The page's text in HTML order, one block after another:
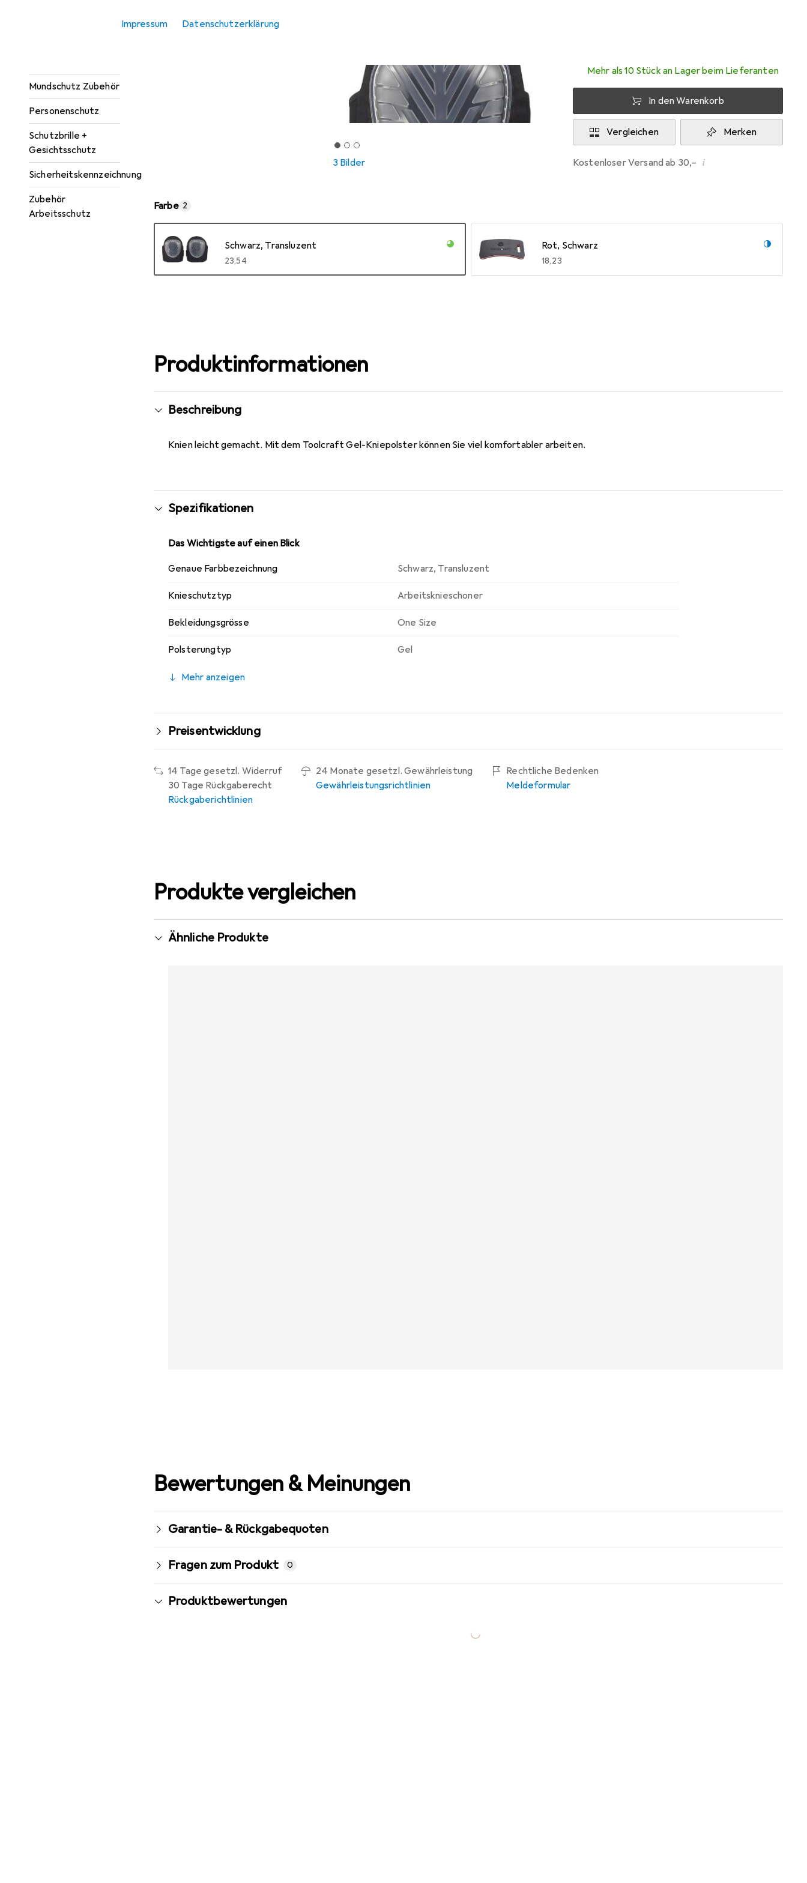
Impressum Datenschutzerklärung
Mundschutz Zubehör
Personenschutz
Schutzbrille +
Gesichtsschutz
Sicherheitskennzeichnung
Zubehör
Arbeitsschutz
3 Bilder
Mehr als 10 Stück an Lager beim Lieferanten
In den Warenkorb
Vergleichen Merken
Kostenloser Versand ab 30,– i
Farbe 2
Schwarz, Transluzent
EUR
23,54
Rot, Schwarz
EUR
18,23
Produktinformationen
Beschreibung
Knien leicht gemacht. Mit dem Toolcraft Gel-Kniepolster können Sie viel komfortabler arbeiten.
Spezifikationen
Das Wichtigste auf einen Blick
Genaue Farbbezeichnung Schwarz, Transluzent
Knieschutztyp Arbeitsknieschoner
Bekleidungsgrösse One Size
Polsterungtyp Gel
Mehr anzeigen
Preisentwicklung
14 Tage gesetzl. Widerruf
30 Tage Rückgaberecht
Rückgaberichtlinien
24 Monate gesetzl. Gewährleistung
Gewährleistungsrichtlinien
Rechtliche Bedenken
Meldeformular
Produkte vergleichen
Ähnliche Produkte
Bewertungen & Meinungen
Garantie- & Rückgabequoten
Fragen zum Produkt 0
Produktbewertungen